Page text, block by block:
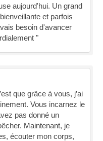
aujourd'hui. Un grand
et parfois
besoin d'avancer
"
que grâce à vous, j’ai
Vous incarnez le
pas donné un
Maintenant, je
écouter mon corps,